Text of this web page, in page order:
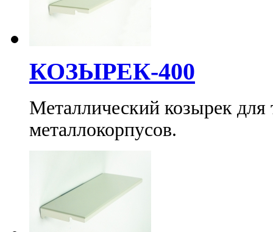
КОЗЫРЕК-400
Металлический козырек
металлокорпусов.